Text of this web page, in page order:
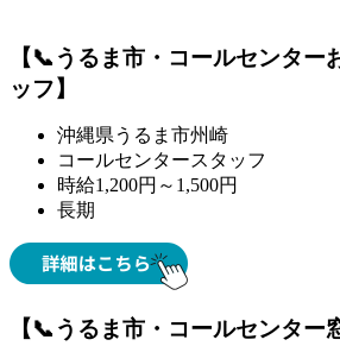
【📞うるま市・コールセンター
ッフ】
沖縄県うるま市州崎
コールセンタースタッフ
時給1,200円～1,500円
長期
【📞うるま市・コールセンター